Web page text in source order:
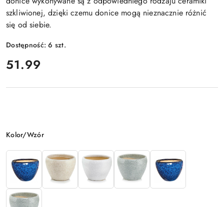
szkliwionej, dzięki czemu donice mogą nieznacznie różnić
się od siebie.
Dostępność:6 szt.
cena:
51.99
Wariant
Kolor/Wzór